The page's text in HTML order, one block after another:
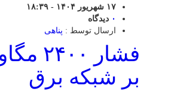
۱۷ شهریور ۱۴۰۴ - ۱۸:۳۹
۰ دیدگاه
ارسال توسط : پناهی
بر شبکه برق